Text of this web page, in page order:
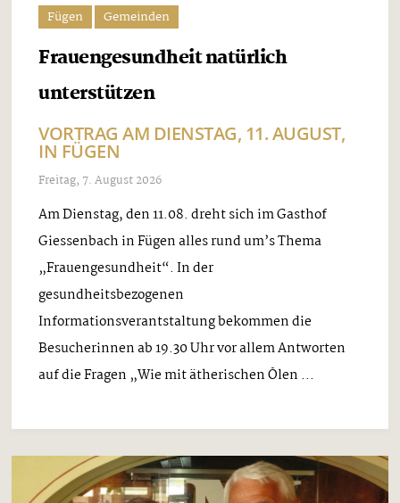
Fügen Gemeinden
Frauengesundheit natürlich
unterstützen
VORTRAG AM DIENSTAG, 11. AUGUST,
IN FÜGEN
Freitag, 7. August 2026
Am Dienstag, den 11.08. dreht sich im Gasthof
Giessenbach in Fügen alles rund um’s Thema
„Frauengesundheit“. In der
gesundheitsbezogenen
Informationsverantstaltung bekommen die
Besucherinnen ab 19.30 Uhr vor allem Antworten
auf die Fragen „Wie mit ätherischen Ölen ...